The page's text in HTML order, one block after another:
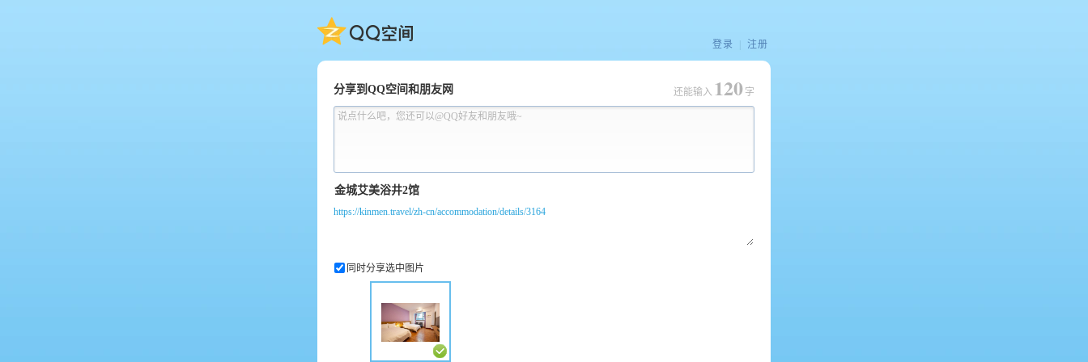
QQ空间
登录 注册
分享到QQ空间和朋友网
说点什么吧，您还可以@QQ好友和朋友哦~
还能输入 120 字
https://kinmen.travel/zh-cn/accommodation/details/3164
同时分享选中图片